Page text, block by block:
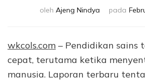
oleh Ajeng Nindya pada
wkcols.com – Pendidikan sains
cepat, terutama ketika
manusia. Laporan terbaru